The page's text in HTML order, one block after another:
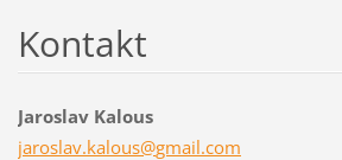
Kontakt
Jaroslav Kalous
jaroslav.kalous@gmail.com